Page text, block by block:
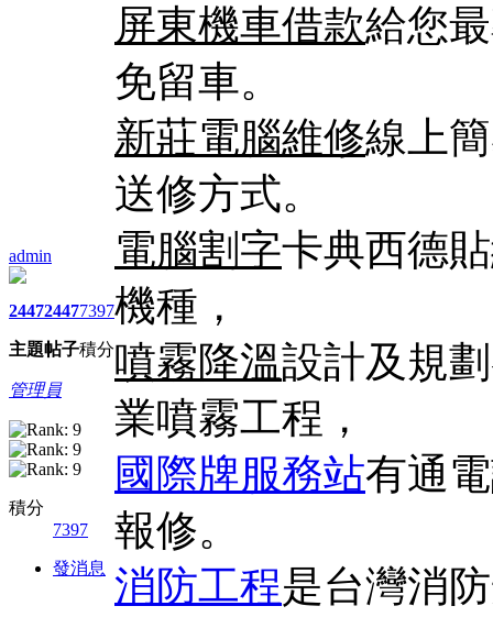
admin
2447
主題
2447
帖子
7397
積分
管理員
積分
7397
發消息
屏東機車借款給您
免留車。
新莊電腦維修線上
送修方式。
電腦割字卡典西德
機種，
噴霧降溫設計及規
業噴霧工程，
國際牌服務站有通
報修。
消防工程是台灣消